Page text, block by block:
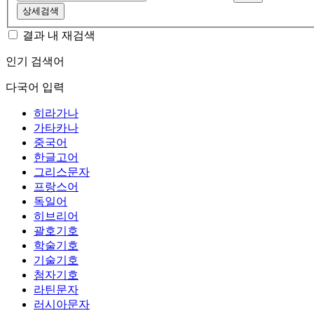
상세검색
결과 내 재검색
인기 검색어
다국어 입력
히라가나
가타카나
중국어
한글고어
그리스문자
프랑스어
독일어
히브리어
괄호기호
학술기호
기술기호
첨자기호
라틴문자
러시아문자